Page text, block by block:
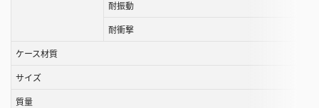
耐振動
耐衝撃
ケース材質
サイズ
質量